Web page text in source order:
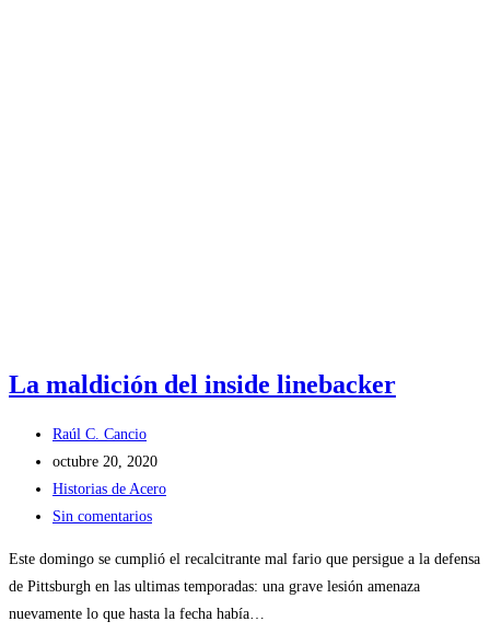
La maldición del inside linebacker
Raúl C. Cancio
octubre 20, 2020
Historias de Acero
Sin comentarios
Este domingo se cumplió el recalcitrante mal fario que persigue a la defensa
de Pittsburgh en las ultimas temporadas: una grave lesión amenaza
nuevamente lo que hasta la fecha había…